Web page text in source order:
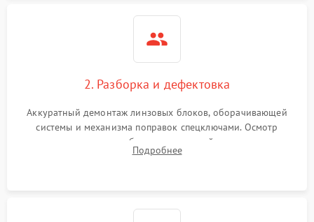
2. Разборка и дефектовка
Аккуратный демонтаж линзовых блоков, оборачивающей
системы и механизма поправок спецключами. Осмотр
внутренних резьбовых соединений, пружин и
уплотнительных колец. Поиск причин люфта, смещения
Подробнее